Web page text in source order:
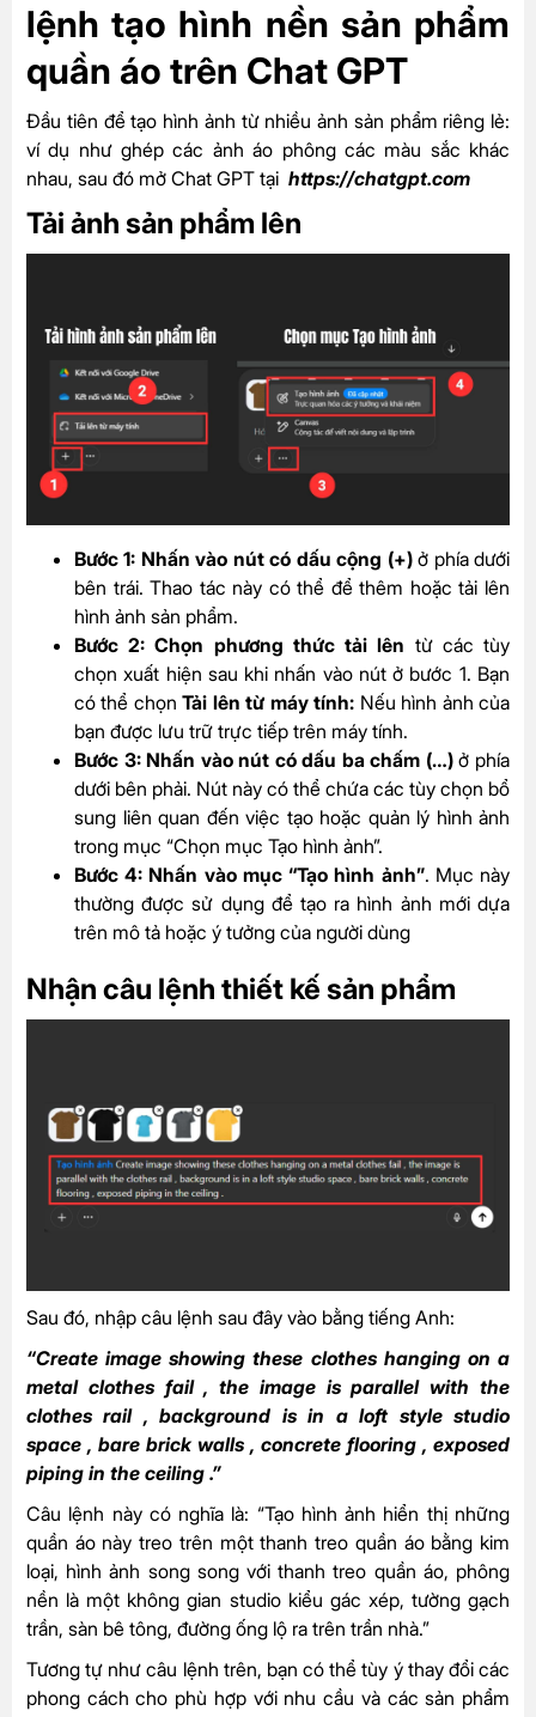
lệnh tạo hình nền sản phẩm
quần áo trên Chat GPT
Đầu tiên để tạo hình ảnh từ nhiều ảnh sản phẩm riêng lẻ:
ví dụ như ghép các ảnh áo phông các màu sắc khác
nhau, sau đó mở Chat GPT tại https://chatgpt.com
Tải ảnh sản phẩm lên
Bước 1: Nhấn vào nút có dấu cộng (+)ở phía dưới
bên trái. Thao tác này có thể để thêm hoặc tải lên
hình ảnh sản phẩm.
Bước 2: Chọn phương thức tải lên từ các tùy
chọn xuất hiện sau khi nhấn vào nút ở bước 1. Bạn
có thể chọnTải lên từ máy tính: Nếu hình ảnh của
bạn được lưu trữ trực tiếp trên máy tính.
Bước 3: Nhấn vào nút có dấu ba chấm (…)ở phía
dưới bên phải. Nút này có thể chứa các tùy chọn bổ
sung liên quan đến việc tạo hoặc quản lý hình ảnh
trong mục “Chọn mục Tạo hình ảnh”.
Bước 4: Nhấn vào mục “Tạo hình ảnh”. Mục này
thường được sử dụng để tạo ra hình ảnh mới dựa
trên mô tả hoặc ý tưởng của người dùng
Nhận câu lệnh thiết kế sản phẩm
Sau đó, nhập câu lệnh sau đây vào bằng tiếng Anh:
“Create image showing these clothes hanging on a
metal clothes fail , the image is parallel with the
clothes rail , background is in a loft style studio
space , bare brick walls , concrete flooring , exposed
piping in the ceiling .”
Câu lệnh này có nghĩa là: “Tạo hình ảnh hiển thị những
quần áo này treo trên một thanh treo quần áo bằng kim
loại, hình ảnh song song với thanh treo quần áo, phông
nền là một không gian studio kiểu gác xép, tường gạch
trần, sàn bê tông, đường ống lộ ra trên trần nhà.”
Tương tự như câu lệnh trên, bạn có thể tùy ý thay đổi các
phong cách cho phù hợp với nhu cầu và các sản phẩm